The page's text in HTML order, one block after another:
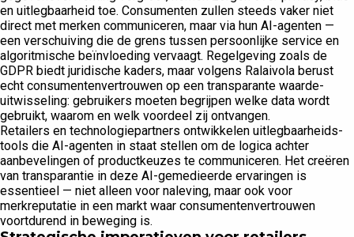
en uitlegbaarheid toe. Consumenten zullen steeds vaker niet
direct met merken communiceren, maar via hun AI-agenten —
een verschuiving die de grens tussen persoonlijke service en
algoritmische beïnvloeding vervaagt. Regelgeving zoals de
GDPR biedt juridische kaders, maar volgens Ralaivola berust
echt consumentenvertrouwen op een transparante waarde-
uitwisseling: gebruikers moeten begrijpen welke data wordt
gebruikt, waarom en welk voordeel zij ontvangen.
Retailers en technologiepartners ontwikkelen uitlegbaarheids-
tools die AI-agenten in staat stellen om de logica achter
aanbevelingen of productkeuzes te communiceren. Het creëren
van transparantie in deze AI-gemedieerde ervaringen is
essentieel — niet alleen voor naleving, maar ook voor
merkreputatie in een markt waar consumentenvertrouwen
voortdurend in beweging is.